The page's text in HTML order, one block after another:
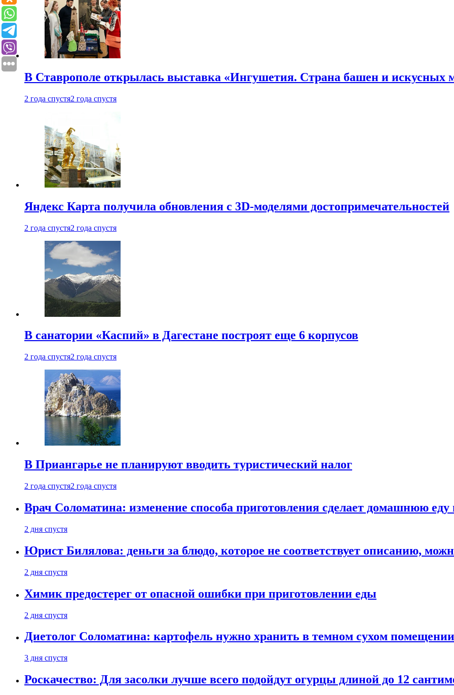
В Ставрополе открылась выставка «Ингушетия. Страна башен и искусных
2 года спустя2 года спустя
Яндекс Карта получила обновления с 3D-моделями достопримечательностей
2 года спустя2 года спустя
В санатории «Каспий» в Дагестане построят еще 6 корпусов
2 года спустя2 года спустя
В Приангарье не планируют вводить туристический налог
2 года спустя2 года спустя
Врач Соломатина: изменение способа приготовления сделает домашнюю еду
2 дня спустя
Юрист Билялова: деньги за блюдо, которое не соответствует описанию,
2 дня спустя
Химик предостерег от опасной ошибки при приготовлении еды
2 дня спустя
Диетолог Соломатина: картофель нужно хранить в темном сухом помещении
3 дня спустя
Роскачество: Для засолки лучше всего подойдут огурцы длиной до 12